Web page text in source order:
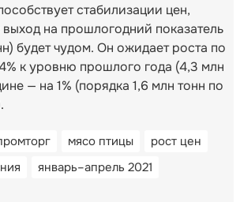
стабилизации цен,
на прошлогодний показатель
будет чудом. Он ожидает роста по
к уровню прошлого года (4,3 млн
— на 1% (порядка 1,6 млн тонн по
мясо птицы
рост цен
январь–апрель 2021